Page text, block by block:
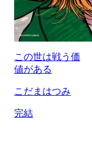
この世は戦う価
値がある
こだまはつみ
完結